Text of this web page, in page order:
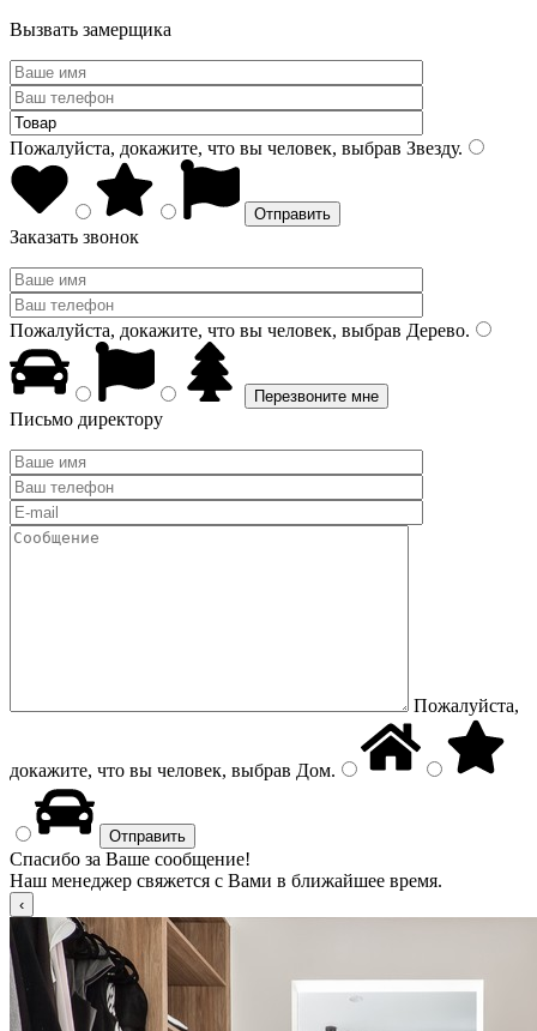
Вызвать замерщика
Пожалуйста, докажите, что вы человек, выбрав Звезду.
Заказать звонок
Пожалуйста, докажите, что вы человек, выбрав Дерево.
Письмо директору
Пожалуйста,
докажите, что вы человек, выбрав Дом.
Спасибо за Ваше сообщение!
Наш менеджер свяжется с Вами в ближайшее время.